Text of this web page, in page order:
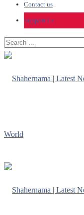
Contact us
Support Us